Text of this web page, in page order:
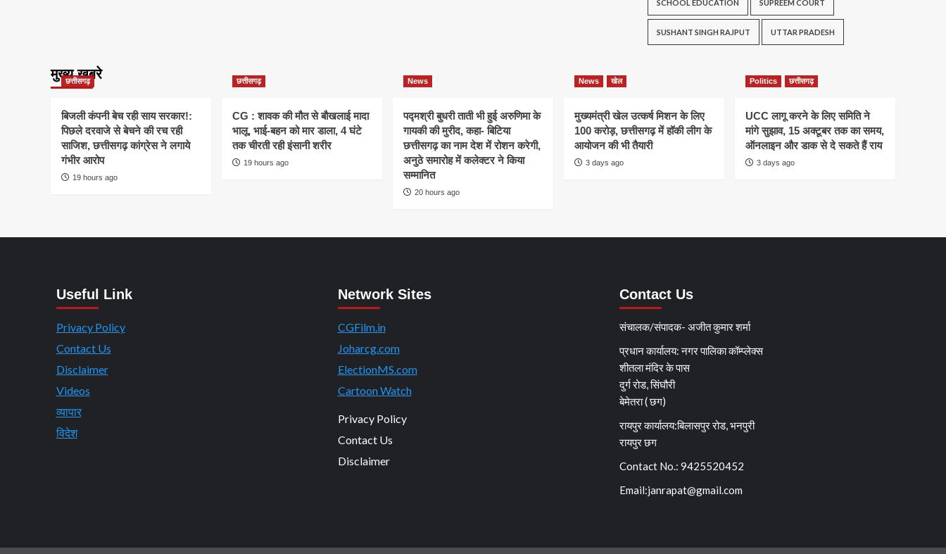
SCHOOL EDUCATION SUPREEM COURT
SUSHANT SINGH RAJPUT UTTAR PRADESH
मुख्य खबरे
छत्तीसगढ़
बिजली कंपनी बेच रही साय सरकार!:
पिछले दरवाजे से बेचने की रच रही
साजिश, छत्तीसगढ़ कांग्रेस ने लगाये
गंभीर आरोप
19 hours ago
छत्तीसगढ़
CG : शावक की मौत से बौखलाई मादा
भालू, भाई-बहन को मार डाला, 4 घंटे
तक चीरती रही इंसानी शरीर
19 hours ago
News
पद्मश्री बुधरी ताती भी हुई अरुणिमा के
गायकी की मुरीद, कहा- बिटिया
छत्तीसगढ़ का नाम देश में रोशन करेगी,
अनुठे समारोह में कलेक्टर ने किया
सम्मानित
20 hours ago
News खेल
मुख्यमंत्री खेल उत्कर्ष मिशन के लिए
100 करोड़, छत्तीसगढ़ में हॉकी लीग के
आयोजन की भी तैयारी
3 days ago
Politics छत्तीसगढ़
UCC लागू करने के लिए समिति ने
मांगे सुझाव, 15 अक्टूबर तक का समय,
ऑनलाइन और डाक से दे सकते हैं राय
3 days ago
Useful Link
Privacy Policy
Contact Us
Disclaimer
Videos
व्यापार
विदेश
Network Sites
CGFilm.in
Joharcg.com
ElectionMS.com
Cartoon Watch
Privacy Policy
Contact Us
Disclaimer
Contact Us
संचालक/संपादक- अजीत कुमार शर्मा
प्रधान कार्यालय: नगर पालिका कॉम्प्लेक्स
शीतला मंदिर के पास
दुर्ग रोड, सिंघौरी
बेमेतरा ( छग)
रायपुर कार्यालय:बिलासपुर रोड, भनपुरी
रायपुर छग
Contact No.: 9425520452
Email:janrapat@gmail.com